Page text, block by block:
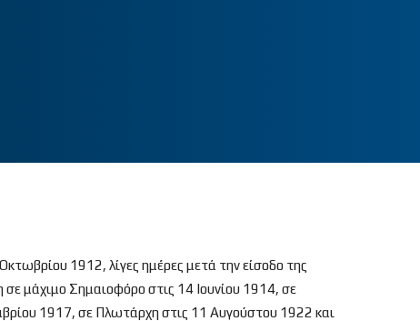
1912, λίγες ημέρες μετά την είσοδο της
σε μάχιμο Σημαιοφόρο στις 14 Ιουνίου 1914, σε
1917, σε Πλωτάρχη στις 11 Αυγούστου 1922 και